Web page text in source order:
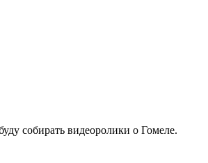
собирать видеоролики о Гомеле.